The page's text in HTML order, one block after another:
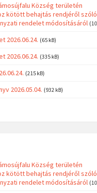
Község területén
kötött behajtás rendjéről szóló
rendelet módosításáról
2026.06.24. (65 kB)
2026.06.24. (335 kB)
(215 kB)
2026.05.04. (932 kB)
Község területén
kötött behajtás rendjéről szóló
rendelet módosításáról